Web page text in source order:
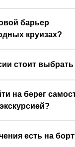
барьер
круизах?
стоит
на берег
есть на